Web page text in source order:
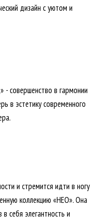
дизайн с уютом и
- совершенство в гармонии
в эстетику современного
и стремится идти в ногу
коллекцию «НЕО». Она
себя элегантность и